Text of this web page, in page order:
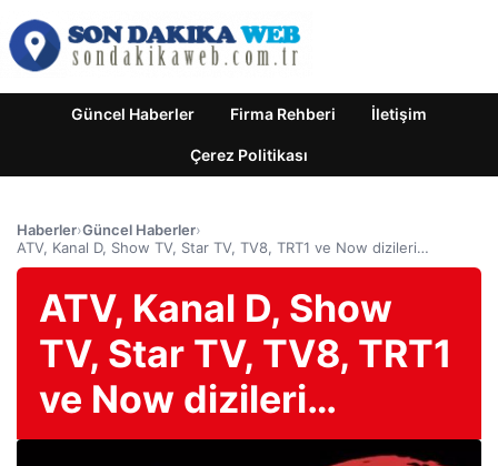
Güncel Haberler Firma Rehberi İletişim
Çerez Politikası
Haberler›Güncel Haberler›
ATV, Kanal D, Show TV, Star TV, TV8, TRT1 ve Now dizileri…
ATV, Kanal D, Show
TV, Star TV, TV8, TRT1
ve Now dizileri…